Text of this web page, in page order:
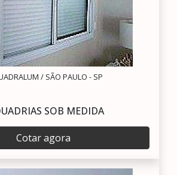
/ SÃO PAULO - SP
SOB MEDIDA
Cotar agora